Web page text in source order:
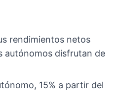
rendimientos netos
autónomos disfrutan de
15% a partir del